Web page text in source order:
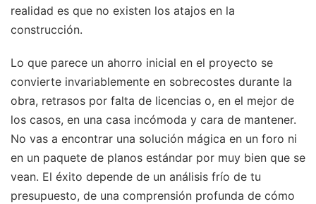
realidad es que no existen los atajos en la
construcción.
Lo que parece un ahorro inicial en el proyecto se
convierte invariablemente en sobrecostes durante la
obra, retrasos por falta de licencias o, en el mejor de
los casos, en una casa incómoda y cara de mantener.
No vas a encontrar una solución mágica en un foro ni
en un paquete de planos estándar por muy bien que se
vean. El éxito depende de un análisis frío de tu
presupuesto, de una comprensión profunda de cómo